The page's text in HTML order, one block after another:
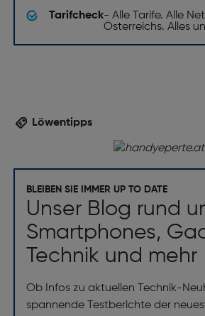
Tarifcheck- Alle Tarife. Alle
Österreichs. Alles
Löwentipps
BLEIBEN SIE IMMER UP TO DATE
Unser Blog rund
Smartphones,
Technik und mehr
Ob Infos zu aktuellen Technik-
spannende Testberichte der